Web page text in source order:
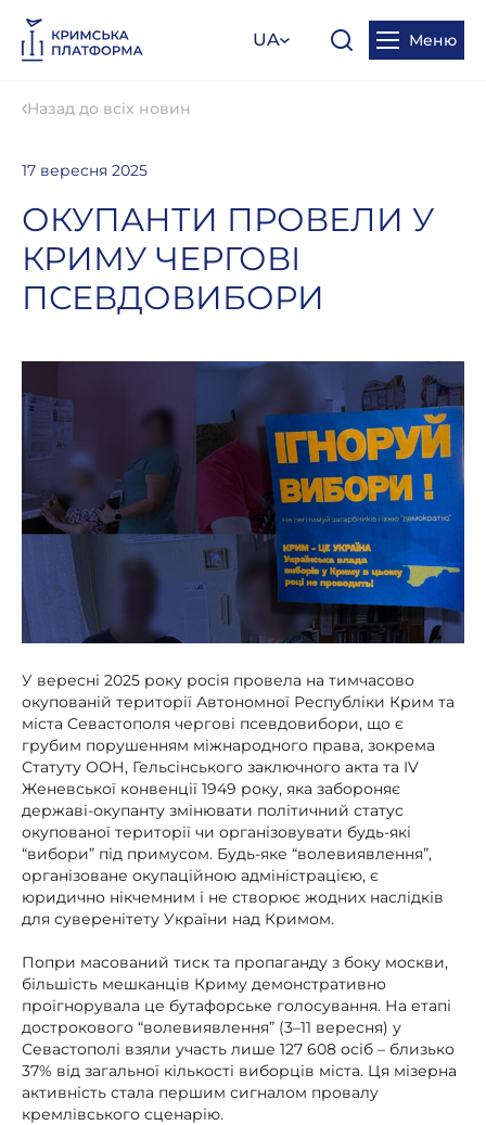
UA Меню
Назад до всіх новин
17 вересня 2025
ОКУПАНТИ ПРОВЕЛИ У
КРИМУ ЧЕРГОВІ
ПСЕВДОВИБОРИ
У вересні 2025 року росія провела на тимчасово
окупованій території Автономної Республіки Крим та
міста Севастополя чергові псевдовибори, що є
грубим порушенням міжнародного права, зокрема
Статуту ООН, Гельсінського заключного акта та IV
Женевської конвенції 1949 року, яка забороняє
державі-окупанту змінювати політичний статус
окупованої території чи організовувати будь-які
“вибори” під примусом. Будь-яке “волевиявлення”,
організоване окупаційною адміністрацією, є
юридично нікчемним і не створює жодних наслідків
для суверенітету України над Кримом.
Попри масований тиск та пропаганду з боку москви,
більшість мешканців Криму демонстративно
проігнорувала це бутафорське голосування. На етапі
дострокового “волевиявлення” (3–11 вересня) у
Севастополі взяли участь лише 127 608 осіб – близько
37% від загальної кількості виборців міста. Ця мізерна
активність стала першим сигналом провалу
кремлівського сценарію.